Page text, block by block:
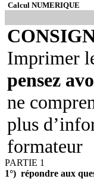
Calcul NUMERIQUE
Imprimer
pensez
ne
plus
formateur
PARTIE 1
1°) répondre aux